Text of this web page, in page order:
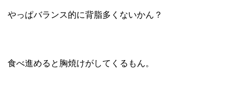
やっぱバランス的に背脂多くないかん？
食べ進めると胸焼けがしてくるもん。